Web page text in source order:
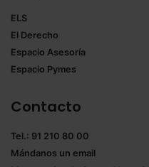
ELS
El Derecho
Espacio Asesoría
Espacio Pymes
Contacto
Tel.: 91 210 80 00
Mándanos un email